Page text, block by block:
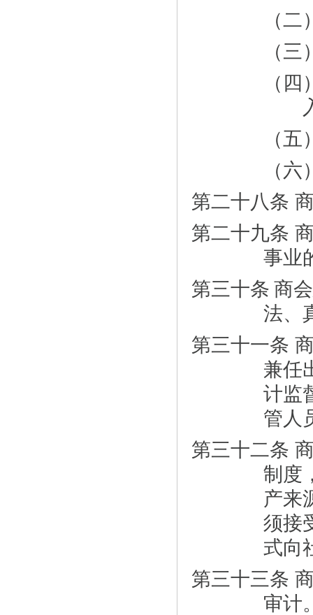
（
（
（
（
（
第二十八条
第二十九条
事业
第三十条 商
法、
第三十一条
兼任
计监
管人
第三十二条
制度
产来
须接
式向
第三十三条
审计